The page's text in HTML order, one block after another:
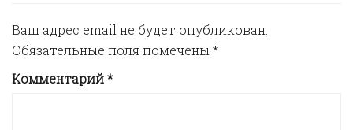
a
v
Ваш адрес email не будет опубликован.
Обязательные поля помечены*
Комментарий*